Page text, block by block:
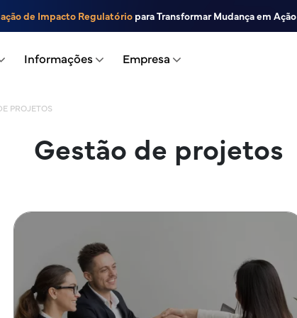
de Impacto Regulatóriopara Transformar Mudança em Ação
Informações Empresa
PROJETOS
Gestão de projetos